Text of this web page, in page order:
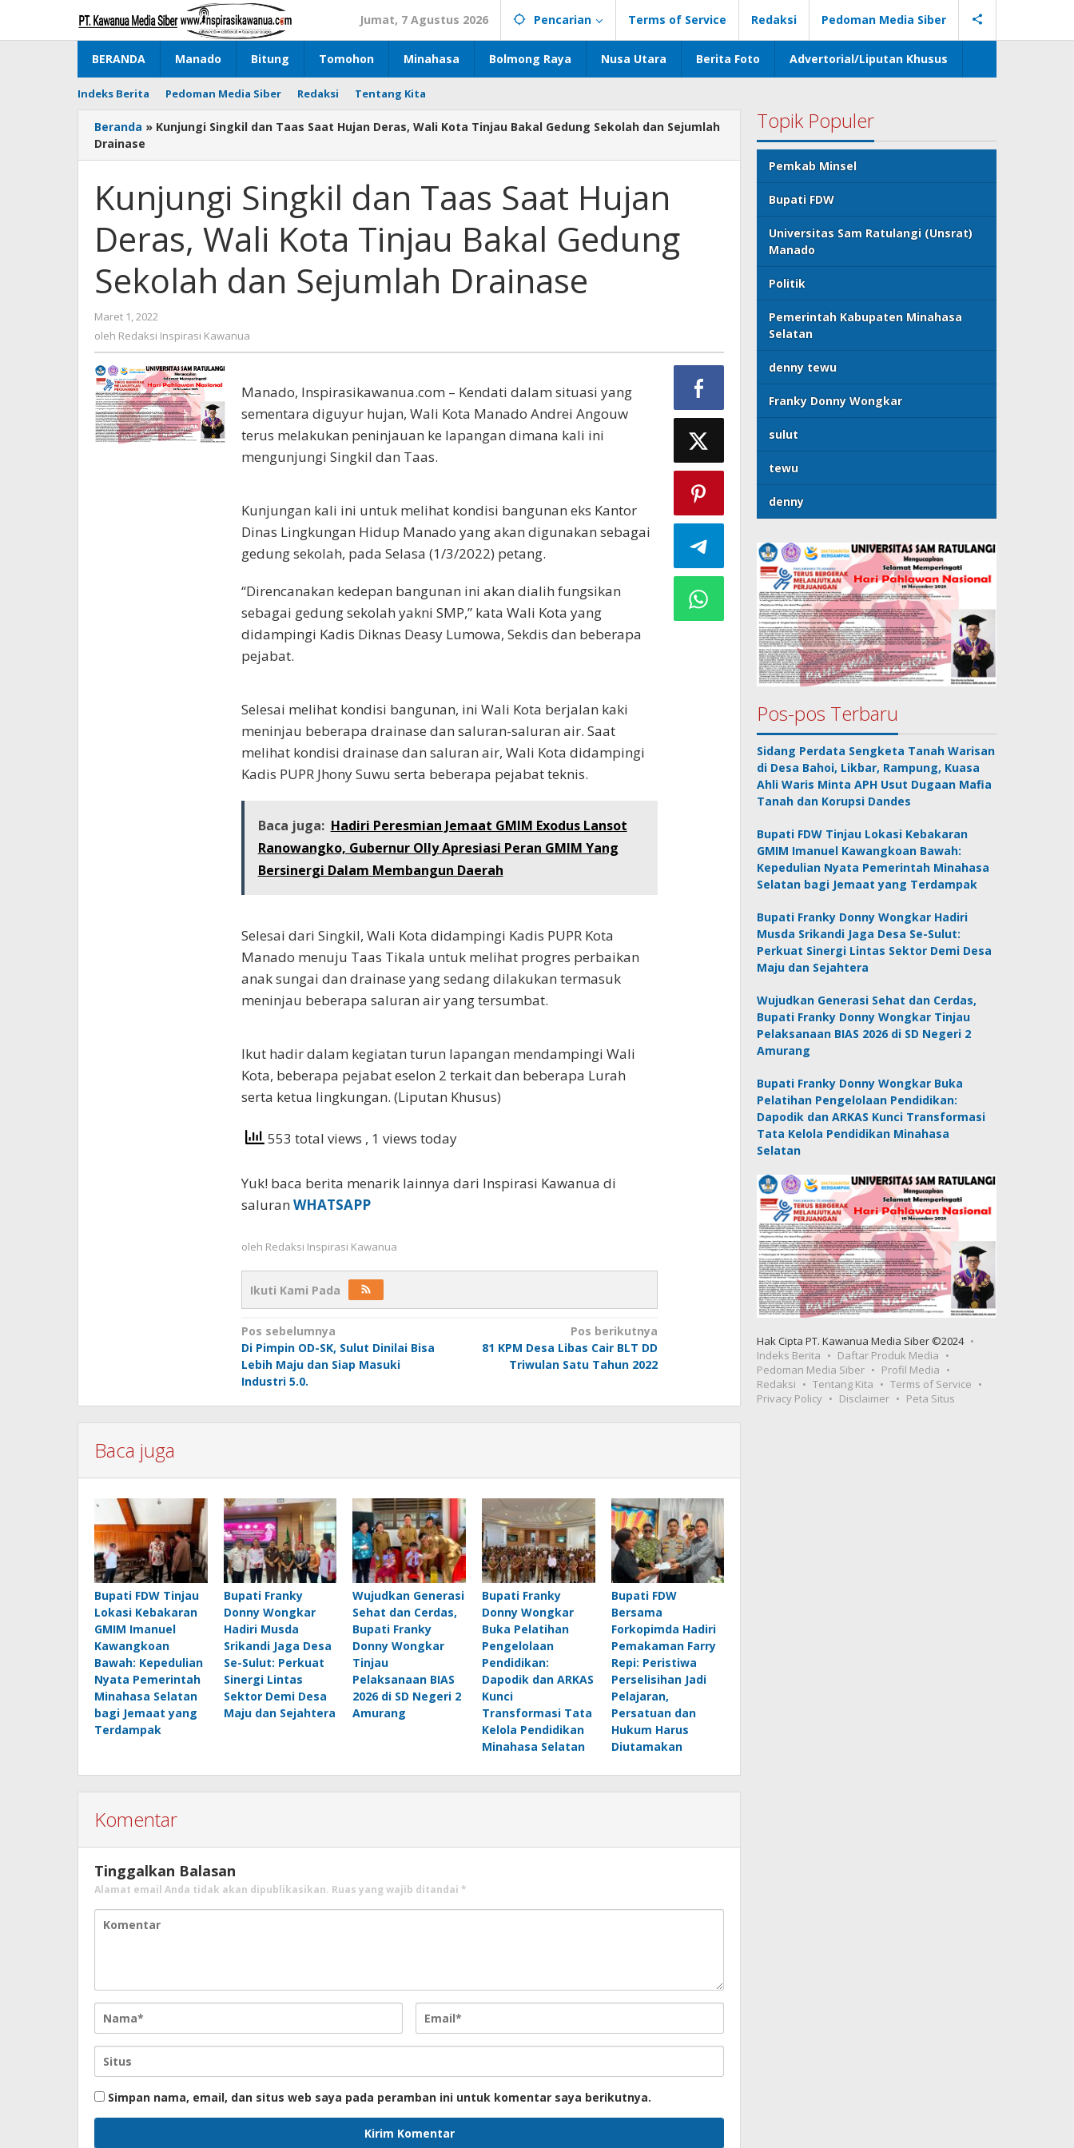
konten
Jumat, 7 Agustus 2026 Pencarian Terms of Service Redaksi Pedoman Media Siber
BERANDA Manado Bitung Tomohon Minahasa Bolmong Raya Nusa Utara Berita Foto Advertorial/Liputan Khusus
Indeks Berita Pedoman Media Siber Redaksi Tentang Kita
Beranda » Kunjungi Singkil dan Taas Saat Hujan Deras, Wali Kota Tinjau Bakal Gedung Sekolah dan Sejumlah
Drainase
Kunjungi Singkil dan Taas Saat Hujan
Deras, Wali Kota Tinjau Bakal Gedung
Sekolah dan Sejumlah Drainase
Maret 1, 2022
Redaksi
Inspirasi
Kawanua
oleh Redaksi Inspirasi Kawanua
Manado, Inspirasikawanua.com – Kendati dalam situasi yang
sementara diguyur hujan, Wali Kota Manado Andrei Angouw
terus melakukan peninjauan ke lapangan dimana kali ini
mengunjungi Singkil dan Taas.
Kunjungan kali ini untuk melihat kondisi bangunan eks Kantor
Dinas Lingkungan Hidup Manado yang akan digunakan sebagai
gedung sekolah, pada Selasa (1/3/2022) petang.
“Direncanakan kedepan bangunan ini akan dialih fungsikan
sebagai gedung sekolah yakni SMP,” kata Wali Kota yang
didampingi Kadis Diknas Deasy Lumowa, Sekdis dan beberapa
pejabat.
Selesai melihat kondisi bangunan, ini Wali Kota berjalan kaki
meninjau beberapa drainase dan saluran-saluran air. Saat
melihat kondisi drainase dan saluran air, Wali Kota didampingi
Kadis PUPR Jhony Suwu serta beberapa pejabat teknis.
Baca juga: Hadiri Peresmian Jemaat GMIM Exodus Lansot
Ranowangko, Gubernur Olly Apresiasi Peran GMIM Yang
Bersinergi Dalam Membangun Daerah
Selesai dari Singkil, Wali Kota didampingi Kadis PUPR Kota
Manado menuju Taas Tikala untuk melihat progres perbaikan
anak sungai dan drainase yang sedang dilakukan termasuk
meninjau beberapa saluran air yang tersumbat.
Ikut hadir dalam kegiatan turun lapangan mendampingi Wali
Kota, beberapa pejabat eselon 2 terkait dan beberapa Lurah
serta ketua lingkungan. (Liputan Khusus)
553 total views , 1 views today
Yuk! baca berita menarik lainnya dari Inspirasi Kawanua di
saluran WHATSAPP
oleh Redaksi Inspirasi Kawanua
Ikuti Kami Pada
Navigasi
pos
Pos sebelumnya
Di Pimpin OD-SK, Sulut Dinilai Bisa
Lebih Maju dan Siap Masuki
Industri 5.0.
Pos berikutnya
81 KPM Desa Libas Cair BLT DD
Triwulan Satu Tahun 2022
Baca juga
Bupati FDW Tinjau
Lokasi Kebakaran
GMIM Imanuel
Kawangkoan
Bawah: Kepedulian
Nyata Pemerintah
Minahasa Selatan
bagi Jemaat yang
Terdampak
Bupati Franky
Donny Wongkar
Hadiri Musda
Srikandi Jaga Desa
Se-Sulut: Perkuat
Sinergi Lintas
Sektor Demi Desa
Maju dan Sejahtera
Wujudkan Generasi
Sehat dan Cerdas,
Bupati Franky
Donny Wongkar
Tinjau
Pelaksanaan BIAS
2026 di SD Negeri 2
Amurang
Bupati Franky
Donny Wongkar
Buka Pelatihan
Pengelolaan
Pendidikan:
Dapodik dan ARKAS
Kunci
Transformasi Tata
Kelola Pendidikan
Minahasa Selatan
Bupati FDW
Bersama
Forkopimda Hadiri
Pemakaman Farry
Repi: Peristiwa
Perselisihan Jadi
Pelajaran,
Persatuan dan
Hukum Harus
Diutamakan
Komentar
Tinggalkan Balasan
Alamat email Anda tidak akan dipublikasikan. Ruas yang wajib ditandai *
Simpan nama, email, dan situs web saya pada peramban ini untuk komentar saya berikutnya.
Topik Populer
Pemkab Minsel
Bupati FDW
Universitas Sam Ratulangi (Unsrat)
Manado
Politik
Pemerintah Kabupaten Minahasa
Selatan
denny tewu
Franky Donny Wongkar
sulut
tewu
denny
Pos-pos Terbaru
Sidang Perdata Sengketa Tanah Warisan
di Desa Bahoi, Likbar, Rampung, Kuasa
Ahli Waris Minta APH Usut Dugaan Mafia
Tanah dan Korupsi Dandes
Bupati FDW Tinjau Lokasi Kebakaran
GMIM Imanuel Kawangkoan Bawah:
Kepedulian Nyata Pemerintah Minahasa
Selatan bagi Jemaat yang Terdampak
Bupati Franky Donny Wongkar Hadiri
Musda Srikandi Jaga Desa Se-Sulut:
Perkuat Sinergi Lintas Sektor Demi Desa
Maju dan Sejahtera
Wujudkan Generasi Sehat dan Cerdas,
Bupati Franky Donny Wongkar Tinjau
Pelaksanaan BIAS 2026 di SD Negeri 2
Amurang
Bupati Franky Donny Wongkar Buka
Pelatihan Pengelolaan Pendidikan:
Dapodik dan ARKAS Kunci Transformasi
Tata Kelola Pendidikan Minahasa
Selatan
Hak Cipta PT. Kawanua Media Siber ©2024
Indeks Berita
Daftar Produk Media
Pedoman Media Siber
Profil Media
Redaksi
Tentang Kita
Terms of Service
Privacy Policy
Disclaimer Peta Situs